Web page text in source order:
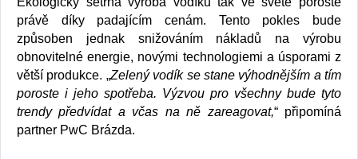
právě díky padajícím cenám. Tento pokles bude
způsoben jednak snižováním nákladů na výrobu
obnovitelné energie, novými technologiemi a úsporami z
větší produkce. „Zelený vodík se stane výhodnějším a tím
poroste i jeho spotřeba. Výzvou pro všechny bude tyto
trendy předvídat a včas na ně zareagovat,“ připomíná
partner PwC Brázda.